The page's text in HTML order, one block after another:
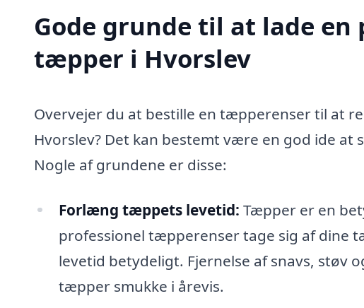
Gode grunde til at lade en
tæpper i Hvorslev
Overvejer du at bestille en tæpperenser til at
Hvorslev? Det kan bestemt være en god ide
Nogle af grundene er disse:
Forlæng tæppets levetid: Tæpper er en
professionel tæpperenser tage sig af dine
levetid betydeligt. Fjernelse af snavs, støv
tæpper smukke i årevis.